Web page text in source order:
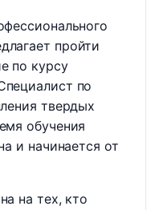
пройти
по курсу
по
твердых
обучения
и начинается от
на тех, кто